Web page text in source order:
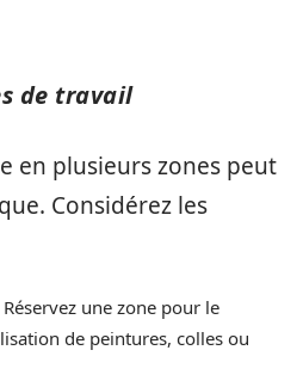
de travail
en plusieurs zones peut
Considérez les
Réservez une zone pour le
de peintures, colles ou